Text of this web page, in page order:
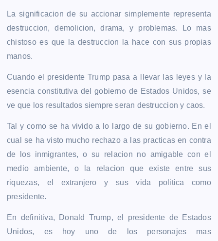
La significacion de su accionar simplemente representa
destruccion, demolicion, drama, y problemas. Lo mas
chistoso es que la destruccion la hace con sus propias
manos.
Cuando el presidente Trump pasa a llevar las leyes y la
esencia constitutiva del gobierno de Estados Unidos, se
ve que los resultados siempre seran destruccion y caos.
Tal y como se ha vivido a lo largo de su gobierno. En el
cual se ha visto mucho rechazo a las practicas en contra
de los inmigrantes, o su relacion no amigable con el
medio ambiente, o la relacion que existe entre sus
riquezas, el extranjero y sus vida politica como
presidente.
En definitiva, Donald Trump, el presidente de Estados
Unidos, es hoy uno de los personajes mas